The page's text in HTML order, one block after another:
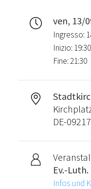
ven, 13/
Ingresso:
Inizio: 19:30
Fine: 21:30
DE-
Ev.-
Infos und